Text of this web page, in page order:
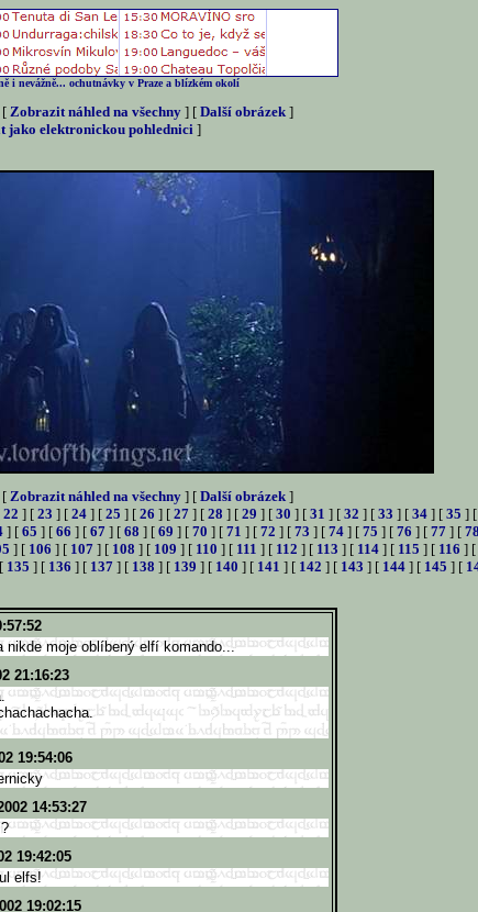
i nevážně... ochutnávky v Praze a blízkém okolí
[Zobrazit náhled na všechny ] [ Další obrázek ]
jako elektronickou pohlednici]
[Zobrazit náhled na všechny ] [ Další obrázek ]
22 ] [ 23 ] [ 24 ] [ 25 ] [ 26 ] [ 27 ] [ 28 ] [ 29 ] [ 30 ] [ 31 ] [ 32 ] [ 33 ] [ 34 ] [ 35 ] [
] [ 65 ] [ 66 ] [ 67] [ 68 ] [ 69 ] [ 70 ] [ 71 ] [ 72 ] [ 73 ] [ 74] [ 75 ] [ 76 ] [ 77] [ 78
] [ 106 ] [ 107 ] [ 108 ] [ 109 ] [ 110 ] [ 111 ] [ 112 ] [ 113 ] [ 114 ] [ 115 ] [ 116 ] [
135 ] [ 136 ] [ 137] [ 138 ] [ 139 ] [ 140 ] [ 141 ] [ 142 ] [ 143 ] [ 144] [ 145 ] [
nikde moje oblíbený elfí komando...
21:16:23
hachacha.
19:54:06
14:53:27
19:42:05
elfs!
19:02:15